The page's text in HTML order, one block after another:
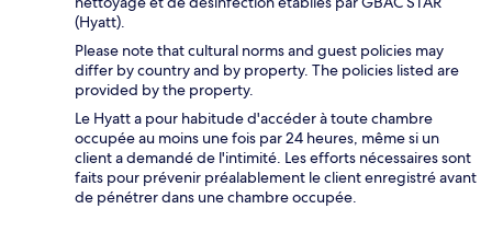
(Hyatt).
Please note that cultural norms and guest policies may
differ by country and by property. The policies listed are
provided by the property.
Le Hyatt a pour habitude d'accéder à toute chambre
occupée au moins une fois par 24 heures, même si un
client a demandé de l'intimité. Les efforts nécessaires sont
faits pour prévenir préalablement le client enregistré avant
de pénétrer dans une chambre occupée.